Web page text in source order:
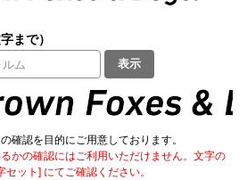
まで）
表示
確認を目的にご用意しております。
かの確認にはご利用いただけません。文字の
ット] にてご確認ください。